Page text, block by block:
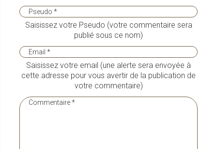
Saisissez votre Pseudo (votre commentaire sera
publié sous ce nom)
Saisissez votre email (une alerte sera envoyée à
cette adresse pour vous avertir de la publication de
votre commentaire)